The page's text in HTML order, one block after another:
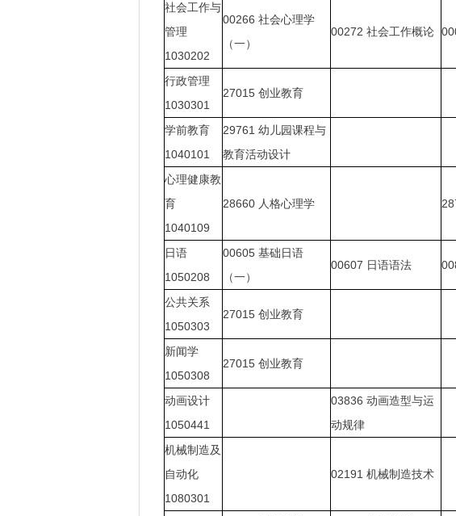
社会工作与
管理
1030202
00266 社会心理学
（一）
00272 社会工作概论
行政管理
1030301
27015 创业教育
学前教育
1040101
29761 幼儿园课程与
教育活动设计
心理健康教
育
1040109
28660 人格心理学
日语
1050208
00605 基础日语
（一）
00607 日语语法
公共关系
1050303
27015 创业教育
新闻学
1050308
27015 创业教育
动画设计
1050441
03836 动画造型与运
动规律
机械制造及
自动化
1080301
02191 机械制造技术